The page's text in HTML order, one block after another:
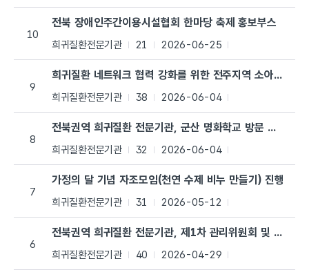
10
전북 장애인주간이용시설협회 한마당 축제 홍보부스
희귀질환전문기관 21 2026-06-25
9
희귀질환 네트워크 협력 강화를 위한 전주지역 소아청소년
희귀질환전문기관 38 2026-06-04
8
전북권역 희귀질환 전문기관, 군산 명화학교 방문 교육 실시
희귀질환전문기관 32 2026-06-04
7
가정의 달 기념 자조모임(천연 수제 비누 만들기) 진행
희귀질환전문기관 31 2026-05-12
6
전북권역 희귀질환 전문기관, 제1차 관리위원회 및 의료진
희귀질환전문기관 40 2026-04-29